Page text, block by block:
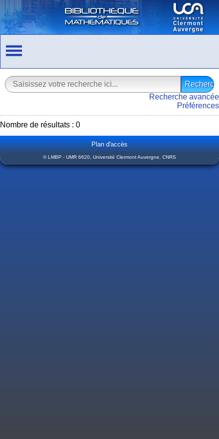
Recherche avancée
Préférences
Nombre de résultats : 0
Plan d'accès
© LMBP - UMR 6620, Université Clermont Auvergne, CNRS